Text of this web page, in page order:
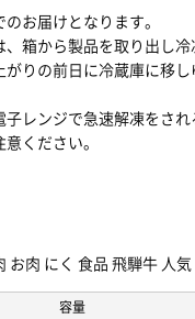
お届けとなります。
箱から製品を取り出し冷
がりの前日に冷蔵庫に移
子レンジで急速解凍をさ
ください。
お肉 にく 食品 飛騨牛 人
容量